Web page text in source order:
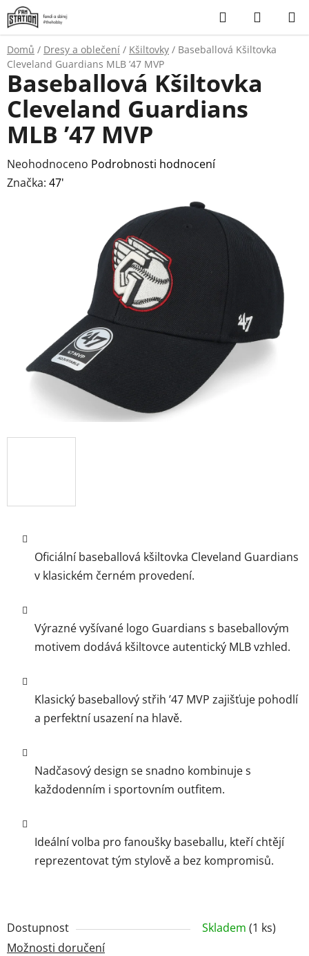
Přejít
na
obsah
Hledat
KOŠÍK
Domů / Dresy a oblečení / Kšiltovky / Baseballová Kšiltovka
Cleveland Guardians MLB ’47 MVP
Oficiální baseballová kšiltovka Cleveland Guardians
v klasickém černém provedení.
Výrazné vyšívané logo Guardians s baseballovým
motivem dodává kšiltovce autentický MLB vzhled.
Klasický baseballový střih ’47 MVP zajišťuje pohodlí
a perfektní usazení na hlavě.
Nadčasový design se snadno kombinuje s
každodenním i sportovním outfitem.
Ideální volba pro fanoušky baseballu, kteří chtějí
reprezentovat tým stylově a bez kompromisů.
Dostupnost Skladem (1 ks)
Možnosti doručení
Baseballová Kšiltovka
Cleveland Guardians
MLB ’47 MVP
Průměrné
hodnocení
Neohodnoceno Podrobnosti hodnocení
Značka: 47'